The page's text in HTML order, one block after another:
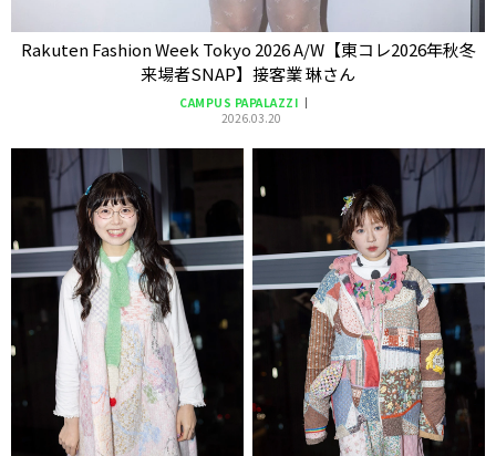
Rakuten Fashion Week Tokyo 2026 A/W【東コレ2026年秋冬
来場者SNAP】接客業 琳さん
CAMPUS PAPALAZZI
2026.03.20